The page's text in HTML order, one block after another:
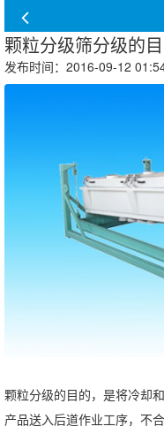
颗粒分级筛分级的
发布时间：2016-09-12
颗粒分级的目的，是将冷却
产品送入后道作业工序，不